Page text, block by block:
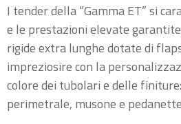
I tender della “Gamma ET” si
e le prestazioni elevate
rigide extra lunghe dotate di
impreziosire con la
colore dei tubolari e delle
perimetrale, musone e